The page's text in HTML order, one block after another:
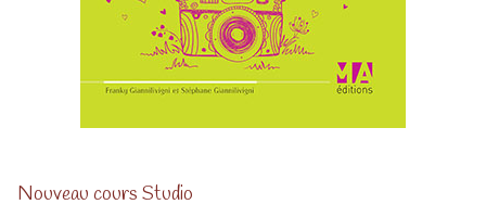
Nouveau cours Studio